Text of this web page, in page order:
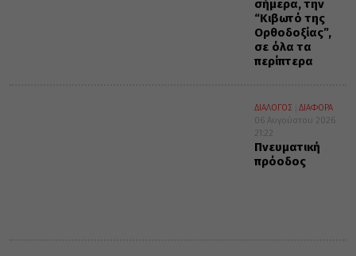
σήμερα, την
“Κιβωτό της
Ορθοδοξίας”,
σε όλα τα
περίπτερα
ΔΙΑΛΟΓΟΣ
ΔΙΑΦΟΡΑ
06 Αυγούστου 2026
21:22
Πνευματική
πρόοδος